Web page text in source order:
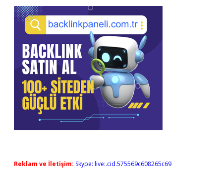
Reklam ve İletişim: Skype: live:.cid.575569c608265c69